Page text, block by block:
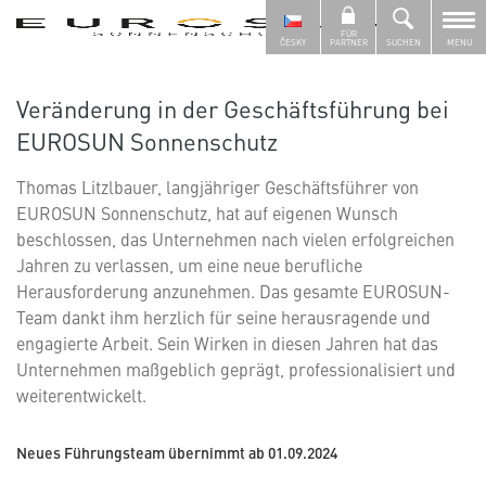
ČESKY
FÜR
PARTNER MENU
SUCHEN
Veränderung in der Geschäftsführung bei
EUROSUN Sonnenschutz
Thomas Litzlbauer, langjähriger Geschäftsführer von
EUROSUN Sonnenschutz, hat auf eigenen Wunsch
beschlossen, das Unternehmen nach vielen erfolgreichen
Jahren zu verlassen, um eine neue berufliche
Herausforderung anzunehmen. Das gesamte EUROSUN-
Team dankt ihm herzlich für seine herausragende und
engagierte Arbeit. Sein Wirken in diesen Jahren hat das
Unternehmen maßgeblich geprägt, professionalisiert und
weiterentwickelt.
Neues Führungsteam übernimmt ab 01.09.2024